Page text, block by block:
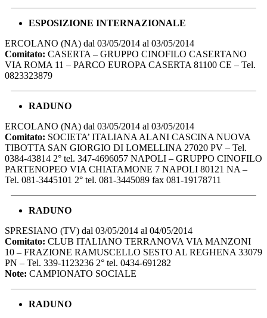
ESPOSIZIONE INTERNAZIONALE
ERCOLANO (NA) dal 03/05/2014 al 03/05/2014
Comitato: CASERTA – GRUPPO CINOFILO CASERTANO
VIA ROMA 11 – PARCO EUROPA CASERTA 81100 CE – Tel.
0823323879
RADUNO
ERCOLANO (NA) dal 03/05/2014 al 03/05/2014
Comitato: SOCIETA’ ITALIANA ALANI CASCINA NUOVA
TIBOTTA SAN GIORGIO DI LOMELLINA 27020 PV – Tel.
0384-43814 2° tel. 347-4696057 NAPOLI – GRUPPO CINOFILO
PARTENOPEO VIA CHIATAMONE 7 NAPOLI 80121 NA –
Tel. 081-3445101 2° tel. 081-3445089 fax 081-19178711
RADUNO
SPRESIANO (TV) dal 03/05/2014 al 04/05/2014
Comitato: CLUB ITALIANO TERRANOVA VIA MANZONI
10 – FRAZIONE RAMUSCELLO SESTO AL REGHENA 33079
PN – Tel. 339-1123236 2° tel. 0434-691282
Note: CAMPIONATO SOCIALE
RADUNO